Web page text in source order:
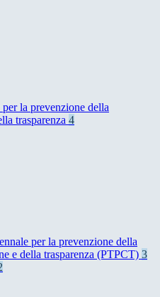
la prevenzione della
trasparenza 4
per la prevenzione della
e della trasparenza (PTPCT) 3